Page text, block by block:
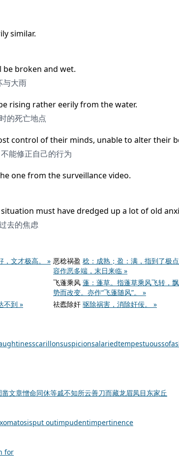
similar.
broken and wet.
与大雨
rising rather eerily from the water.
的死亡地点
control of their minds, unable to alter their
能修正自己的行为
one from the surveillance video.
must have dredged up a lot of old
去的焦虑
，文才极高。 » 恶稔祸盈 稔：成熟；盈：满，指到了极
容作恶多端，末日来临 »
飞蓬乘风 蓬：蓬草。指蓬草乘风飞转，
势而改变。亦作“飞蓬随风”。 »
不到 » 祛蠹除奸 驱除祸害，消除奸佞。 »
carillonsuspicionsalariedtempestuoussofa
凿文章憎命同休等戚不知所云善刀而藏龙眉凤目东家丘
put outimpudentimpertinence
for